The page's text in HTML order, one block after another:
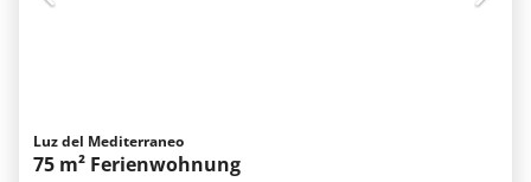
Luz del Mediterraneo
75 m² Ferienwohnung